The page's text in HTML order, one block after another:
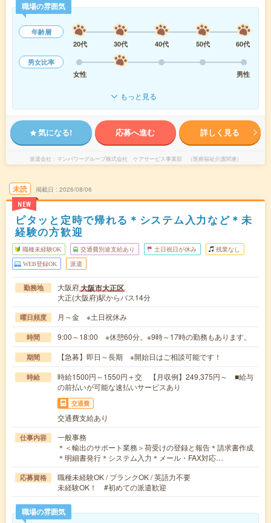
職場の雰囲気
年齢層
20代
30代 40代 50代
60代
男女比率
女性
男性
もっと見る
気になる! 応募へ進む 詳しく見る
派遣会社 マンパワーグループ株式会社 ケアサービス事業部 （医療福祉介護関連）
未読
NEW
掲載日 2026/08/06
ピタッと定時で帰れる＊システム入力など＊未
経験の方歓迎
職種未経験OK 交通費別途支給あり 土日祝日が休み 残業なし
WEB登録OK 派遣
勤務地 大阪府大阪市大正区
大正(大阪府)駅からバス14分
曜日頻度 月～金 ※土日祝休み
時間 9:00～18:00 ※休憩60分。※9時～17時の勤務もあります。
期間 【急募】即日～長期 ※開始日はご相談可能です！
時給
時給1500円～1550円＋交 【月収例】249,375円～ ■給与
の前払いが可能な速払いサービスあり
交通費
交通費支給あり
仕事内容
一般事務
＊＜輸出のサポート業務＞荷受けの登録と報告＊請求書作成
＊明細書発行＊システム入力＊メール・FAX対応…
応募資格
職種未経験OK / ブランクOK / 英語力不要
未経験OK！ #初めての派遣歓迎
職場の雰囲気